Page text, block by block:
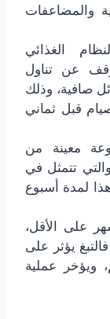
والمضاعفات
الغذائي
عن تناول
صافية، وذلك
قبل ثماني
معينة من
والتي تتمثل في
لمدة أسبوع
على الأقل،
يؤثر على
ويؤخر عملية